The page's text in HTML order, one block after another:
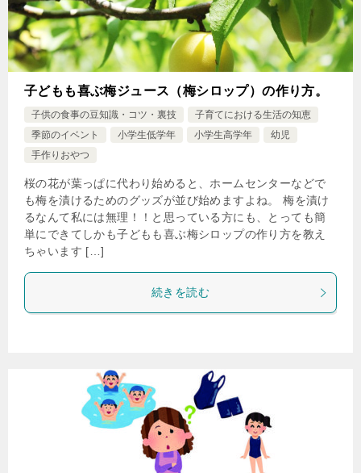
子どもも喜ぶ梅ジュース（梅シロップ）の作り方。
子供の食事の豆知識・コツ・裏技
子育てにおける生活の知恵
季節のイベント
小学生低学年 小学生高学年
幼児
手作りおやつ
桜の花が葉っぱに代わり始めると、ホームセンターなどで
も梅を漬けるためのグッズが並び始めますよね。 梅を漬け
るなんて私には無理！！と思っている方にも、とっても簡
単にできてしかも子どもも喜ぶ梅シロップの作り方を教え
ちゃいます […]
続きを読む